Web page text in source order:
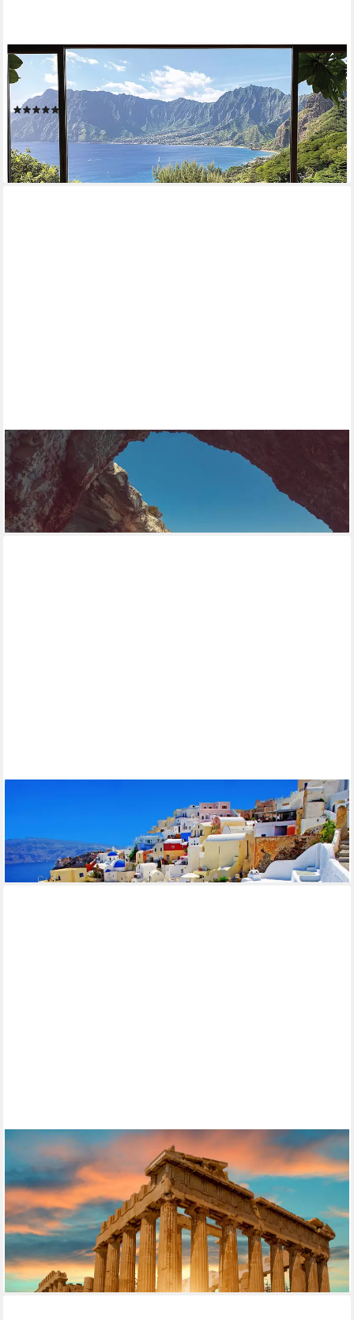
WALLARENA
Fototapete Fenster 3D Landschaft - Mehrfarbig - Modern - Vlies
- Schlafzimmer, glatt, (6 St), 300x210cm
(1)
ab 49,99 €
lieferbar - in 4-5 Werktagen bei dir
PAPERMOON
Fototapete GROTTE-ZAKYNTHOS INSEL MEER
GRIECHENLAND FELSEN GEBIRGE
ab 22,87 €
lieferbar - in 2-3 Werktagen bei dir
Fototapete SANTORINI-INSEL VULKAN MEER GRIECHENLAND
ab 22,87 €
lieferbar - in 2-3 Werktagen bei dir
PAPERMOON
Fototapete VLIES-Tapete Premium "Parthenon Athen", Kleister
KOSTENLOS, reduziert, 3D-Effekt, restlos trocken abziehbar,
(765), Wandtapete Bild Dekoration Wand-Dekor Motiv Tapete
Poster
ab 19,99 €
24,90 €
-20%
lieferbar - in 4-5 Werktagen bei dir